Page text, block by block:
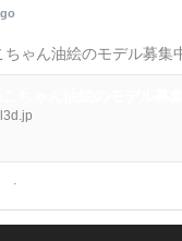
ちゃん油絵のモデル募集
·